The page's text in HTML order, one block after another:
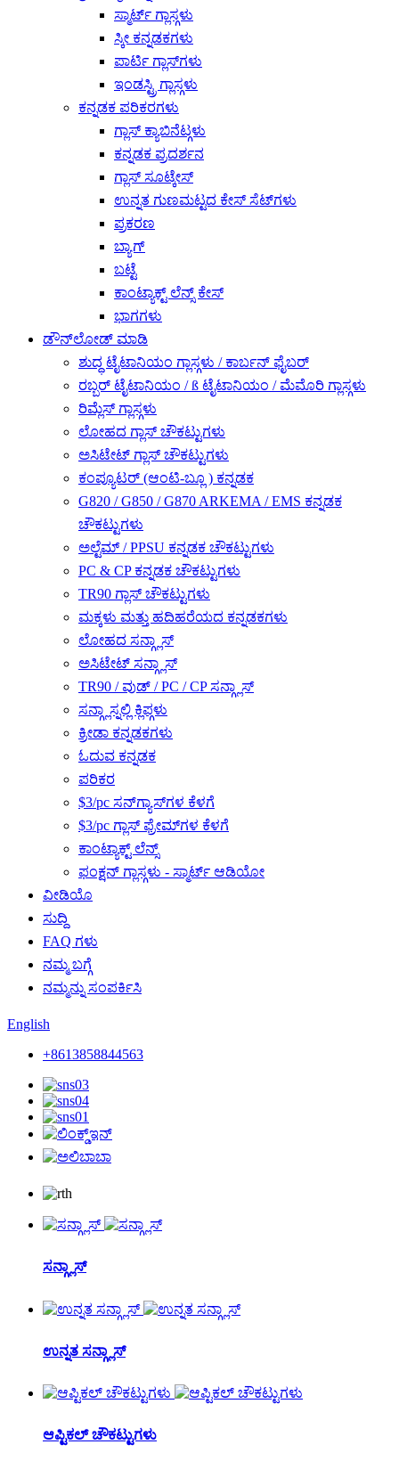
ಸ್ಮಾರ್ಟ್ ಗ್ಲಾಸ್ಗಳು
ಸ್ಕೀ ಕನ್ನಡಕಗಳು
ಪಾರ್ಟಿ ಗ್ಲಾಸ್‌ಗಳು
ಇಂಡಸ್ಟ್ರಿ ಗ್ಲಾಸ್ಗಳು
ಕನ್ನಡಕ ಪರಿಕರಗಳು
ಗ್ಲಾಸ್ ಕ್ಯಾಬಿನೆಟ್ಗಳು
ಕನ್ನಡಕ ಪ್ರದರ್ಶನ
ಗ್ಲಾಸ್ ಸೂಟ್ಕೇಸ್
ಉನ್ನತ ಗುಣಮಟ್ಟದ ಕೇಸ್ ಸೆಟ್‌ಗಳು
ಪ್ರಕರಣ
ಬ್ಯಾಗ್
ಬಟ್ಟೆ
ಕಾಂಟ್ಯಾಕ್ಟ್ ಲೆನ್ಸ್ ಕೇಸ್
ಭಾಗಗಳು
ಡೌನ್‌ಲೋಡ್ ಮಾಡಿ
ಶುದ್ಧ ಟೈಟಾನಿಯಂ ಗ್ಲಾಸ್ಗಳು / ಕಾರ್ಬನ್ ಫೈಬರ್
ರಬ್ಬರ್ ಟೈಟಾನಿಯಂ / ß ಟೈಟಾನಿಯಂ / ಮೆಮೊರಿ ಗ್ಲಾಸ್ಗಳು
ರಿಮ್ಲೆಸ್ ಗ್ಲಾಸ್ಗಳು
ಲೋಹದ ಗ್ಲಾಸ್ ಚೌಕಟ್ಟುಗಳು
ಅಸಿಟೇಟ್ ಗ್ಲಾಸ್ ಚೌಕಟ್ಟುಗಳು
ಕಂಪ್ಯೂಟರ್ (ಆಂಟಿ-ಬ್ಲೂ ) ಕನ್ನಡಕ
G820 / G850 / G870 ARKEMA / EMS ಕನ್ನಡಕ
ಚೌಕಟ್ಟುಗಳು
ಅಲ್ಟೆಮ್ / PPSU ಕನ್ನಡಕ ಚೌಕಟ್ಟುಗಳು
PC & CP ಕನ್ನಡಕ ಚೌಕಟ್ಟುಗಳು
TR90 ಗ್ಲಾಸ್ ಚೌಕಟ್ಟುಗಳು
ಮಕ್ಕಳು ಮತ್ತು ಹದಿಹರೆಯದ ಕನ್ನಡಕಗಳು
ಲೋಹದ ಸನ್ಗ್ಲಾಸ್
ಅಸಿಟೇಟ್ ಸನ್ಗ್ಲಾಸ್
TR90 / ವುಡ್ / PC / CP ಸನ್ಗ್ಲಾಸ್
ಸನ್ಗ್ಲಾಸ್ನಲ್ಲಿ ಕ್ಲಿಪ್ಗಳು
ಕ್ರೀಡಾ ಕನ್ನಡಕಗಳು
ಓದುವ ಕನ್ನಡಕ
ಪರಿಕರ
$3/pc ಸನ್‌ಗ್ಯಾಸ್‌ಗಳ ಕೆಳಗೆ
$3/pc ಗ್ಲಾಸ್ ಫ್ರೇಮ್‌ಗಳ ಕೆಳಗೆ
ಕಾಂಟ್ಯಾಕ್ಟ್ ಲೆನ್ಸ್
ಫಂಕ್ಷನ್ ಗ್ಲಾಸ್ಗಳು - ಸ್ಮಾರ್ಟ್ ಆಡಿಯೋ
ವೀಡಿಯೊ
ಸುದ್ದಿ
FAQ ಗಳು
ನಮ್ಮ ಬಗ್ಗೆ
ನಮ್ಮನ್ನು ಸಂಪರ್ಕಿಸಿ
English
+8613858844563
ಸನ್ಗ್ಲಾಸ್
ಉನ್ನತ ಸನ್ಗ್ಲಾಸ್
ಆಪ್ಟಿಕಲ್ ಚೌಕಟ್ಟುಗಳು